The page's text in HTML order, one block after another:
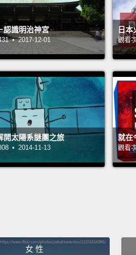
應該要使太空垃圾降到夠
氣中燒毀。太空垃圾可以
繞行地球，而那對我們仍
外，垃圾可以碎成更小塊
In fact, in August 2011,
Space Station almost
piece of debris shot by
Not long after, the
debris reached a tipping
事實上，2011 年 8 月，
debris and burn it up in
認識明治神宮
• 2017-12-01
日
觀看
開太陽系謎團之旅
• 2014-11-13
就在
觀看
女 性